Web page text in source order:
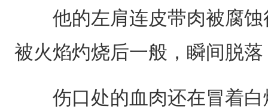
他的左肩连皮带肉被腐蚀
被火焰灼烧后一般，瞬间脱
伤口处的血肉还在冒着白